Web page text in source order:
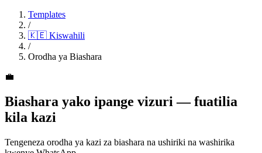
Templates
/
🇰🇪 Kiswahili
/
Orodha ya Biashara
💼
Biashara yako ipange vizuri — fuatilia
kila kazi
Tengeneza orodha ya kazi za biashara na ushiriki na washirika